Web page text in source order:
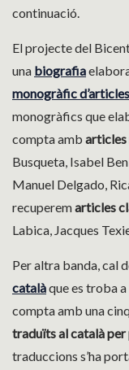
continuació.
El projecte del
una biografia
monogràfic
monogràfics que
compta amb articles
Busqueta, Isabel
Manuel Delgado,
recuperemarticles
Labica, Jacques
Per altra banda, cal
catalàque es troba
compta amb una
traduïts al català
traduccions s’ha